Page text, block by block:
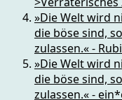
»Die Welt wird
die böse sind,
zulassen.« -
»Die Welt wird
die böse sind,
zulassen.« -